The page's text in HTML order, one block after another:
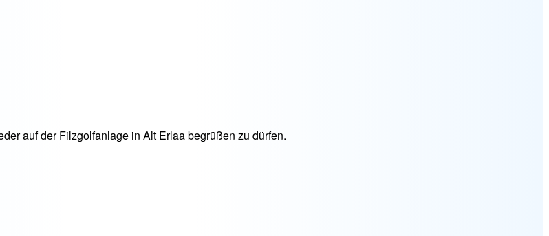
auf der Filzgolfanlage in Alt Erlaa begrüßen zu dürfen.